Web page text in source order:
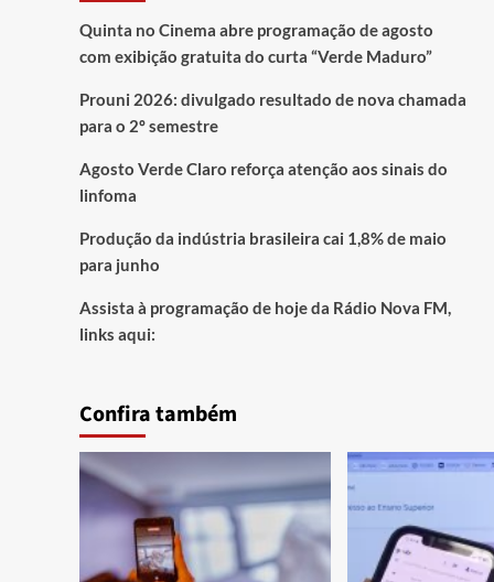
Quinta no Cinema abre programação de agosto
com exibição gratuita do curta “Verde Maduro”
Prouni 2026: divulgado resultado de nova chamada
para o 2º semestre
Agosto Verde Claro reforça atenção aos sinais do
linfoma
Produção da indústria brasileira cai 1,8% de maio
para junho
Assista à programação de hoje da Rádio Nova FM,
links aqui:
Confira também